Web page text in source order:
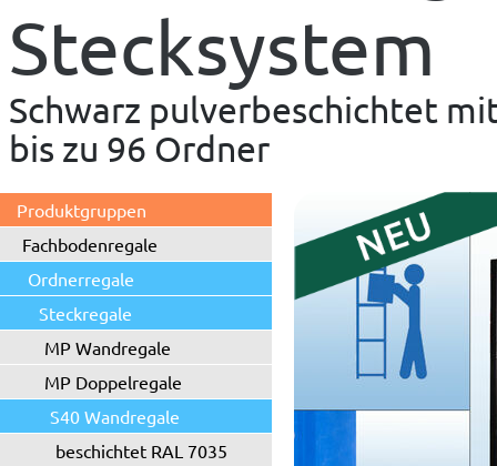
Stecksystem
Schwarz pulverbeschichtet
bis zu 96 Ordner
Produktgruppen
Fachbodenregale
Ordnerregale
Steckregale
MP Wandregale
MP Doppelregale
S40 Wandregale
beschichtet RAL 7035